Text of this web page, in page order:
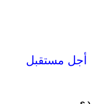
أجل مستقبل